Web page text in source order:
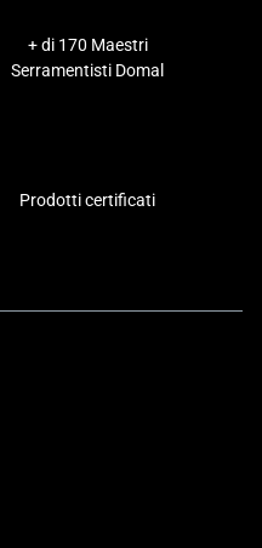
+ di 170 Maestri
Serramentisti Domal
Prodotti certificati